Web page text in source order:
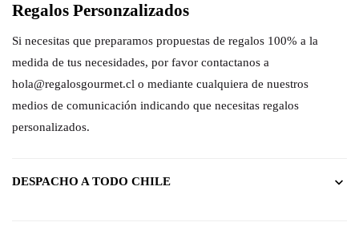
Regalos Personzalizados
Si necesitas que preparamos propuestas de regalos 100% a la
medida de tus necesidades, por favor contactanos a
hola@regalosgourmet.cl o mediante cualquiera de nuestros
medios de comunicación indicando que necesitas regalos
personalizados.
DESPACHO A TODO CHILE